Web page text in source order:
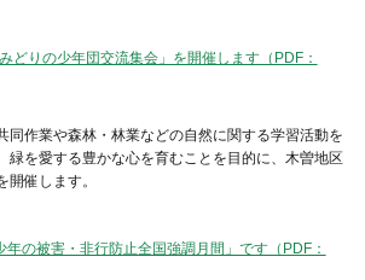
みどりの少年団交流集会」を開催します（PDF：
作業や森林・林業などの自然に関する学習活動を
緑を愛する豊かな心を育むことを目的に、木曽地区
催します。
年の被害・非行防止全国強調月間」です（PDF：